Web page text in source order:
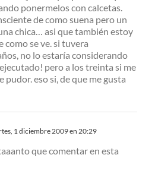
ponermelos con calcetas.
de como suena pero un
chica… asi que también estoy
como se ve. si tuvera
no lo estaría considerando
pero a los treinta si me
pudor. eso si, de que me gusta
1 diciembre 2009 en 20:29
que comentar en esta